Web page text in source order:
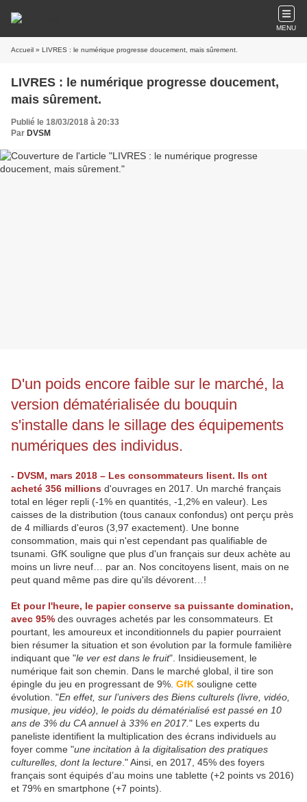
MENU
Accueil » LIVRES : le numérique progresse doucement, mais sûrement.
LIVRES : le numérique progresse doucement,
mais sûrement.
Publié le 18/03/2018 à 20:33
Par DVSM
D'un poids encore faible sur le marché, la
version dématérialisée du bouquin
s'installe dans le sillage des équipements
numériques des individus.
- DVSM, mars 2018 – Les consommateurs lisent. Ils ont
acheté 356 millions d'ouvrages en 2017. Un marché français
total en léger repli (-1% en quantités, -1,2% en valeur). Les
caisses de la distribution (tous canaux confondus) ont perçu près
de 4 milliards d'euros (3,97 exactement). Une bonne
consommation, mais qui n'est cependant pas qualifiable de
tsunami. GfK souligne que plus d'un français sur deux achète au
moins un livre neuf… par an. Nos concitoyens lisent, mais on ne
peut quand même pas dire qu'ils dévorent…!
Et pour l'heure, le papier conserve sa puissante domination,
avec 95% des ouvrages achetés par les consommateurs. Et
pourtant, les amoureux et inconditionnels du papier pourraient
bien résumer la situation et son évolution par la formule familière
indiquant que "le ver est dans le fruit". Insidieusement, le
numérique fait son chemin. Dans le marché global, il tire son
épingle du jeu en progressant de 9%. GfK souligne cette
évolution. "En effet, sur l’univers des Biens culturels (livre, vidéo,
musique, jeu vidéo), le poids du dématérialisé est passé en 10
ans de 3% du CA annuel à 33% en 2017." Les experts du
paneliste identifient la multiplication des écrans individuels au
foyer comme "une incitation à la digitalisation des pratiques
culturelles, dont la lecture ." Ainsi, en 2017, 45% des foyers
français sont équipés d’au moins une tablette (+2 points vs 2016)
et 79% en smartphone (+7 points).